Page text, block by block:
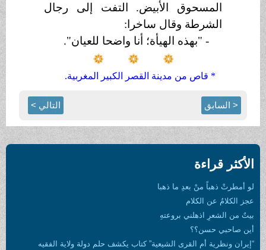
المسحوق الأبيض. التفت إلى رجال
الشرطة وقال ساخرا:
- "بهذه الهيأة؛ أنا واضحا للعيان".
قاص من مدينة القصر الكبير المغربية.
< السابق التالي >
الأكثر قراءة
لو أمطرتْ ذهباً منْ بعدِ ما ذهبا
عجز الكلامُ عن الكلام
بيتٌ من الشعرِ اذهلني بروعتهِ
أين صاحبي حسن؟؟
“إيران ونظرية أم القرى الشيعية” كتاب يكشف حلم دولة ولاية الفقيه